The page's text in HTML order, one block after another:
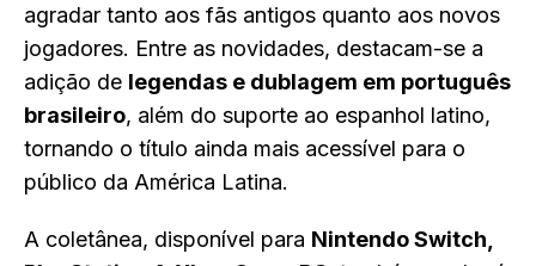
agradar tanto aos fãs antigos quanto aos novos
jogadores. Entre as novidades, destacam-se a
adição de legendas e dublagem em português
brasileiro, além do suporte ao espanhol latino,
tornando o título ainda mais acessível para o
público da América Latina.
A coletânea, disponível para Nintendo Switch,